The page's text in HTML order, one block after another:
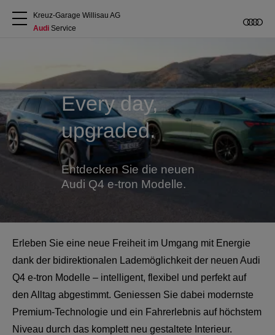
Audi kaufen
Service & Reparatur
Audi Original Zubehör
Kreuz-Garage Willisau AG
Audi Service
Every day,
upgraded.
Entdecken Sie die neuen
Audi Q4 e-tron Modelle.
Erleben Sie eine neue Freiheit im Umgang mit Energie
dank der bidirektionalen Lademöglichkeit der neuen Audi
Q4 e-tron Modelle – intelligent, flexibel und perfekt auf
den Alltag abgestimmt. Geniessen Sie dabei modernste
Premium‑Technologie und ein Fahrerlebnis auf höchstem
Niveau durch das komplett neu gestaltete Interieur.